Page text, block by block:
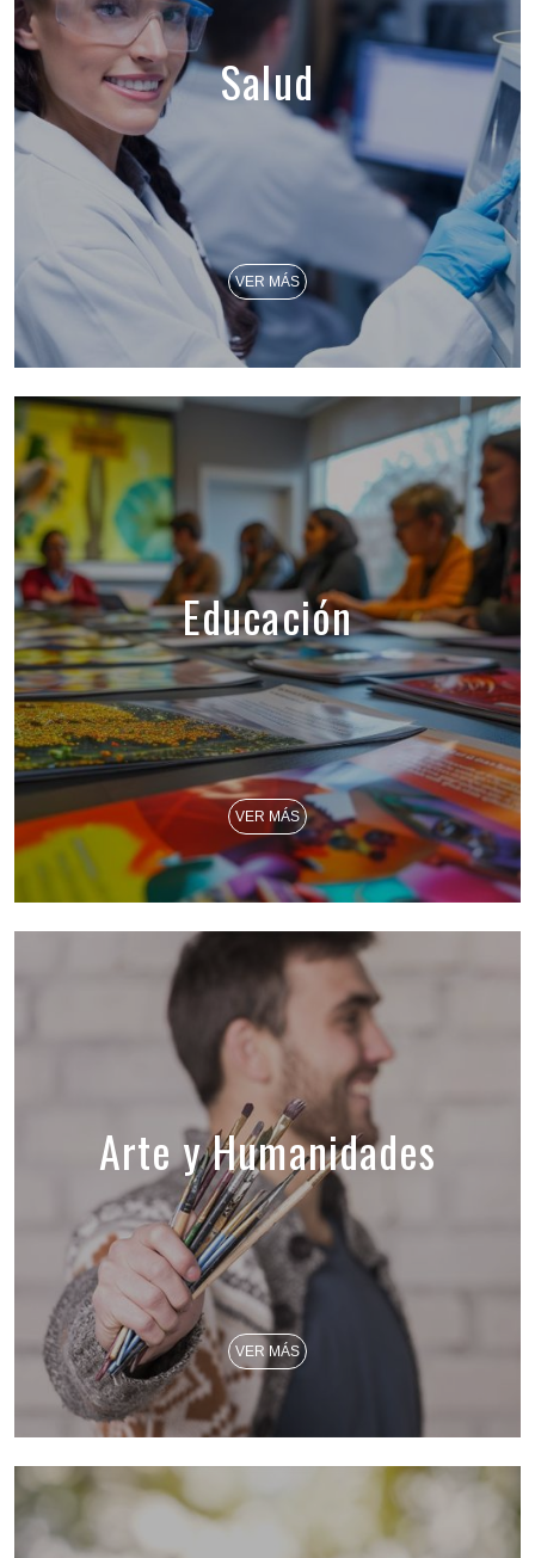
Salud
VER MÁS
Educación
VER MÁS
Arte y Humanidades
VER MÁS